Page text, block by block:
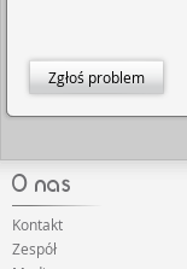
Zgłoś problem
Kontakt
Zespół